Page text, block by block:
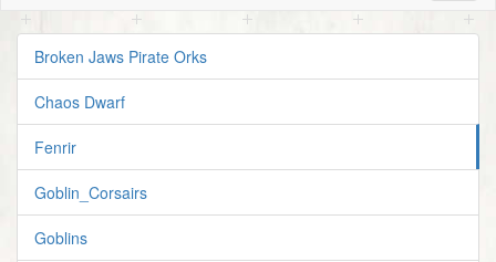
Broken Jaws Pirate Orks
Chaos Dwarf
Fenrir
Goblin_Corsairs
Goblins